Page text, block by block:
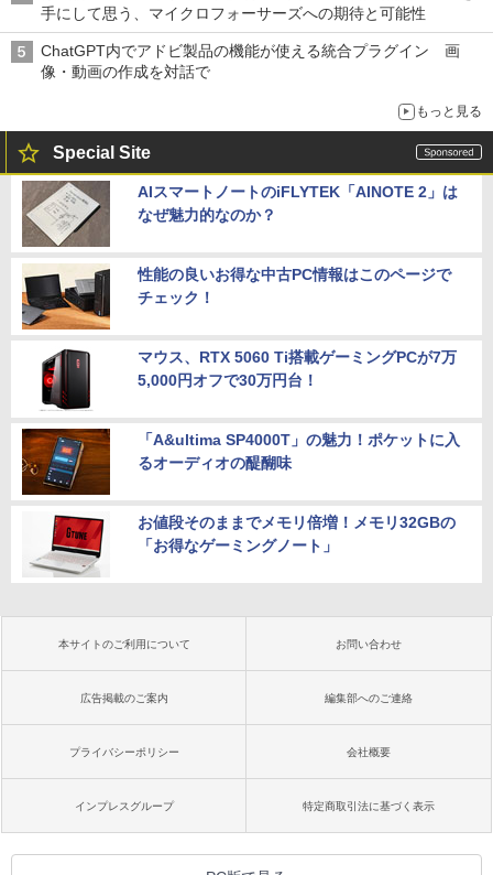
手にして思う、マイクロフォーサーズへの期待と可能性
ChatGPT内でアドビ製品の機能が使える統合プラグイン 画
像・動画の作成を対話で
もっと見る
Special Site
AIスマートノートのiFLYTEK「AINOTE 2」は
なぜ魅力的なのか？
性能の良いお得な中古PC情報はこのページで
チェック！
マウス、RTX 5060 Ti搭載ゲーミングPCが7万
5,000円オフで30万円台！
「A&ultima SP4000T」の魅力！ポケットに入
るオーディオの醍醐味
お値段そのままでメモリ倍増！メモリ32GBの
「お得なゲーミングノート」
本サイトのご利用について お問い合わせ
広告掲載のご案内 編集部へのご連絡
プライバシーポリシー 会社概要
インプレスグループ 特定商取引法に基づく表示